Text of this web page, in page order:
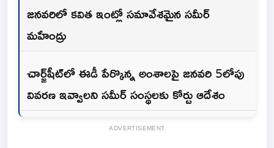
జనవరిలో కవిత ఇంట్లో సమావేశమైన సమీర్
మహేంద్రు
చార్జ్‌షీట్‌లో ఈడీ పేర్కొన్న అంశాలపై జనవరి 5లోపు
వివరణ ఇవ్వాలని సమీర్ సంస్థలకు కోర్టు ఆదేశం
ADVERTISEMENT